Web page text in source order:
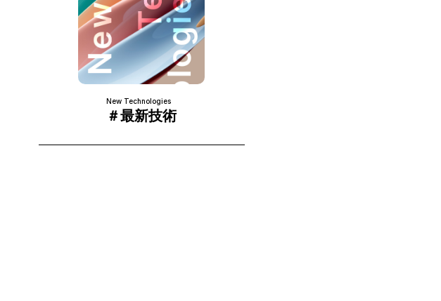
New Technologies
＃最新技術